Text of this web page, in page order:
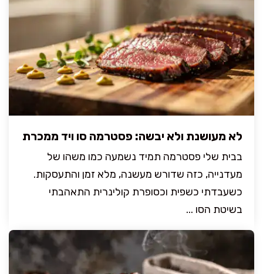
לא מעושנת ולא יבשה: פסטרמה סו ויד ממכרת
בבית שלי פסטרמה תמיד נשמעה כמו משהו של
מעדנייה, כזה שדורש מעשנה, מלא זמן והתעסקות.
כשעבדתי כשפית וכסופרת קולינרית התאהבתי
בשיטת הסו ...